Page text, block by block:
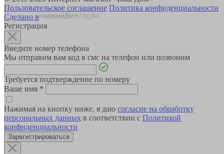
Пользовательское соглашение Политика конфиденциальности
Сделано в
Регистрация
Введите номер телефона
Мы отправим вам код в смс на телефон или позвоним
Требуется подтверждение по номеру
Ваше имя *
Нажимая на кнопку ниже, я даю согласие на обработку
персональных данных в соответствии с Политикой
конфиденциальности
Зарегистрироваться